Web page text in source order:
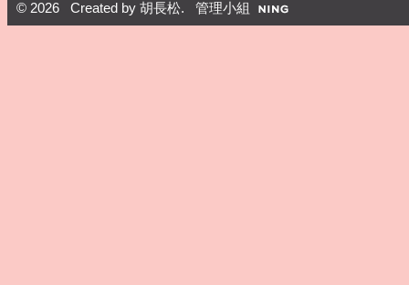
© 2026 Created by 胡長松. 管理小組